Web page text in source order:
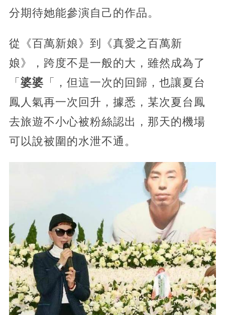
分期待她能參演自己的作品。
從《百萬新娘》到《真愛之百萬新
娘》，跨度不是一般的大，雖然成為了
「 婆婆 「，但這一次的回歸，也讓夏台
鳳人氣再一次回升，據悉，某次夏台鳳
去旅遊不小心被粉絲認出，那天的機場
可以說被圍的水泄不通。